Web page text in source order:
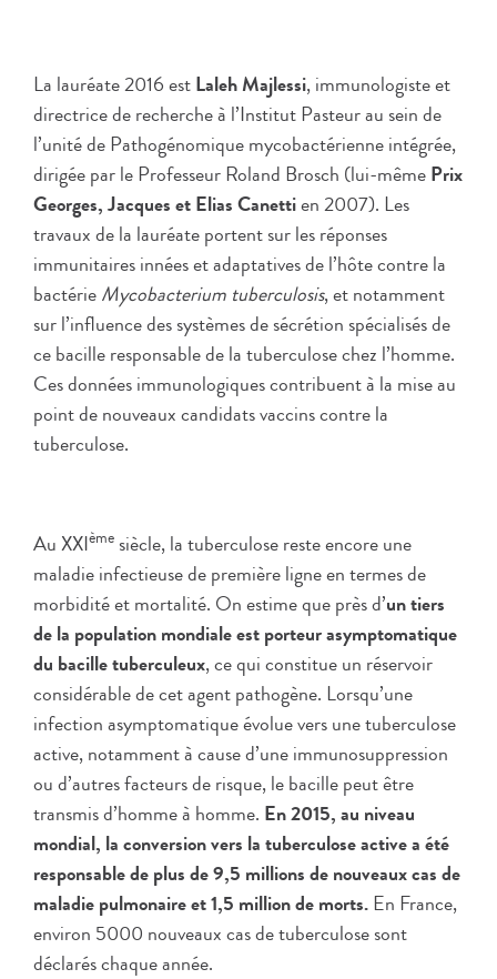
La lauréate 2016 estLaleh Majlessi, immunologiste et
directrice de recherche à l’Institut Pasteur au sein de
l’unité de Pathogénomique mycobactérienne intégrée,
dirigée par le Professeur Roland Brosch (lui-mêmePrix
Georges, Jacques et Elias Canettien 2007). Les
travaux de la lauréate portent sur les réponses
immunitaires innées et adaptatives de l’hôte contre la
bactérieMycobacterium tuberculosis, et notamment
sur l’influence des systèmes de sécrétion spécialisés de
ce bacille responsable de la tuberculose chez l’homme.
Ces données immunologiques contribuent à la mise au
point de nouveaux candidats vaccins contre la
tuberculose.
Au XXIème siècle, la tuberculose reste encore une
maladie infectieuse de première ligne en termes de
morbidité et mortalité. On estime que près d’un tiers
de la population mondiale est porteur asymptomatique
du bacille tuberculeux, ce qui constitue un réservoir
considérable de cet agent pathogène. Lorsqu’une
infection asymptomatique évolue vers une tuberculose
active, notamment à cause d’une immunosuppression
ou d’autres facteurs de risque, le bacille peut être
transmis d’homme à homme. En 2015, au niveau
mondial, la conversion vers la tuberculose active a été
responsable de plus de 9,5 millions de nouveaux cas de
maladie pulmonaire et 1,5 million de morts.En France,
environ 5000 nouveaux cas de tuberculose sont
déclarés chaque année.